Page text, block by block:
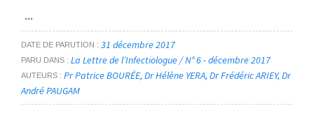
...
DATE DE PARUTION 31 décembre 2017
PARU DANS La Lettre de l’Infectiologue / N° 6 - décembre 2017
AUTEURS Pr Patrice BOURÉE Dr Hélène YERA Dr Frédéric ARIEY Dr
André PAUGAM